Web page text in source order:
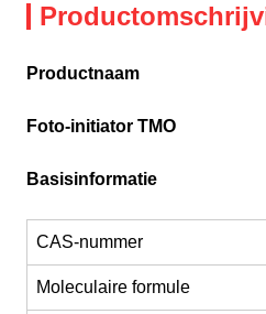
Productnaam
Foto-initiator TMO
Basisinformatie
CAS-nummer
Moleculaire formule